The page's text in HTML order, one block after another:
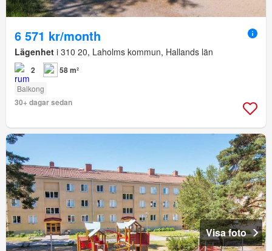
6 571 kr/month
Lägenhet i 310 20, Laholms kommun, Hallands län
2 58 m²
Balkong
30+ dagar sedan
Visa foto